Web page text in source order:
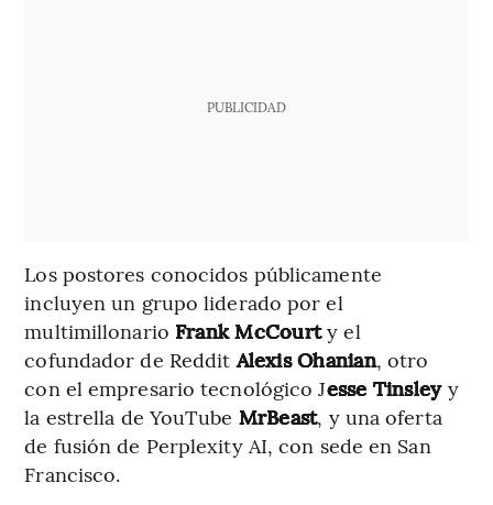
PUBLICIDAD
Los postores conocidos públicamente
incluyen un grupo liderado por el
multimillonario Frank McCourty el
cofundador de RedditAlexis Ohanian, otro
con el empresario tecnológico Jesse Tinsley y
la estrella de YouTube MrBeast, y una oferta
de fusión de Perplexity AI, con sede en San
Francisco.